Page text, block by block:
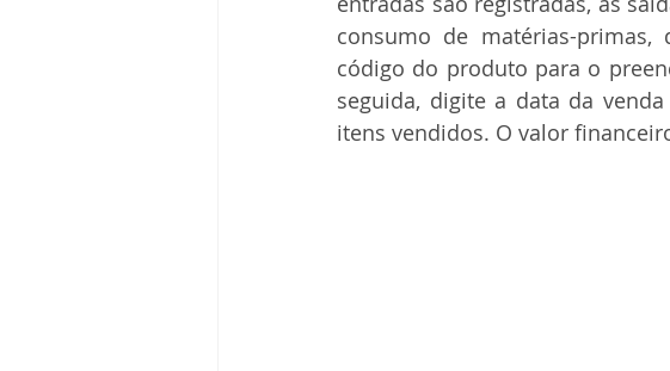
consumo de matérias-
código do produto para o
seguida, digite a data da
itens vendidos. O valor